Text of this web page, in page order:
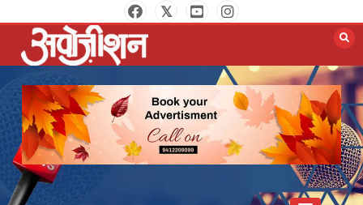
to
content
Opposition Digital